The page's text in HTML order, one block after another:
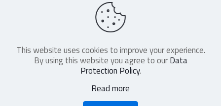
©2026DRF en Español. All Rights
Reserved
This website uses cookies to improve your experience.
By using this website you agree to ourData
Protection Policy.
Read more